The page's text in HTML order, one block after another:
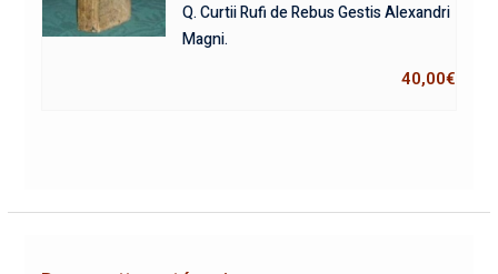
Q. Curtii Rufi de Rebus Gestis Alexandri
Magni.
40,00€